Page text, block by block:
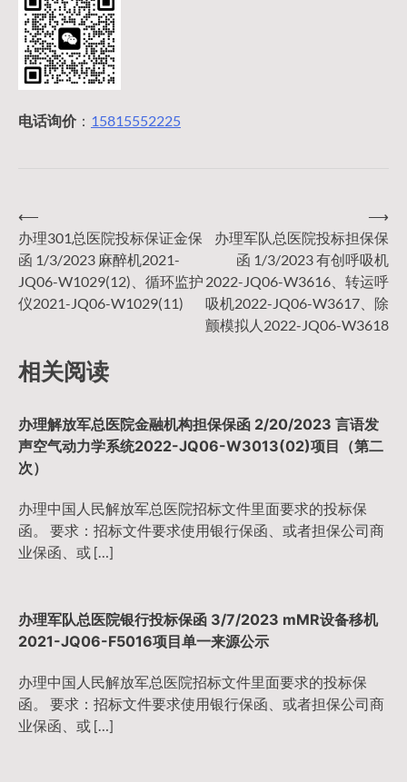
电话询价： 15815552225
文
章
航
⟵
办理301总医院投标保证金保
函 1/3/2023 麻醉机2021-
JQ06-W1029(12)、循环监护
仪2021-JQ06-W1029(11)
办理军队总医院投标担保保
函 1/3/2023 有创呼吸机
2022-JQ06-W3616、转运呼
吸机2022-JQ06-W3617、除
颤模拟人2022-JQ06-W3618
⟶
相关阅读
办理解放军总医院金融机构担保保函 2/20/2023 言语发
声空气动力学系统2022-JQ06-W3013(02)项目（第二
次）
办理中国人民解放军总医院招标文件里面要求的投标保
函。 要求：招标文件要求使用银行保函、或者担保公司商
业保函、或 […]
办理军队总医院银行投标保函 3/7/2023 mMR设备移机
2021-JQ06-F5016项目单一来源公示
办理中国人民解放军总医院招标文件里面要求的投标保
函。 要求：招标文件要求使用银行保函、或者担保公司商
业保函、或 […]